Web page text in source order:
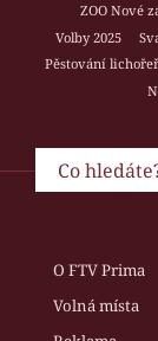
ZOO Nové
Volby 2025
Pěstování
O FTV Prima
Volná místa